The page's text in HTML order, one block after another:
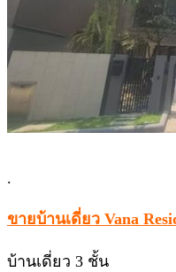
.
ขายบ้านเดี่ยว Vana
บ้านเดี่ยว 3 ชั้น